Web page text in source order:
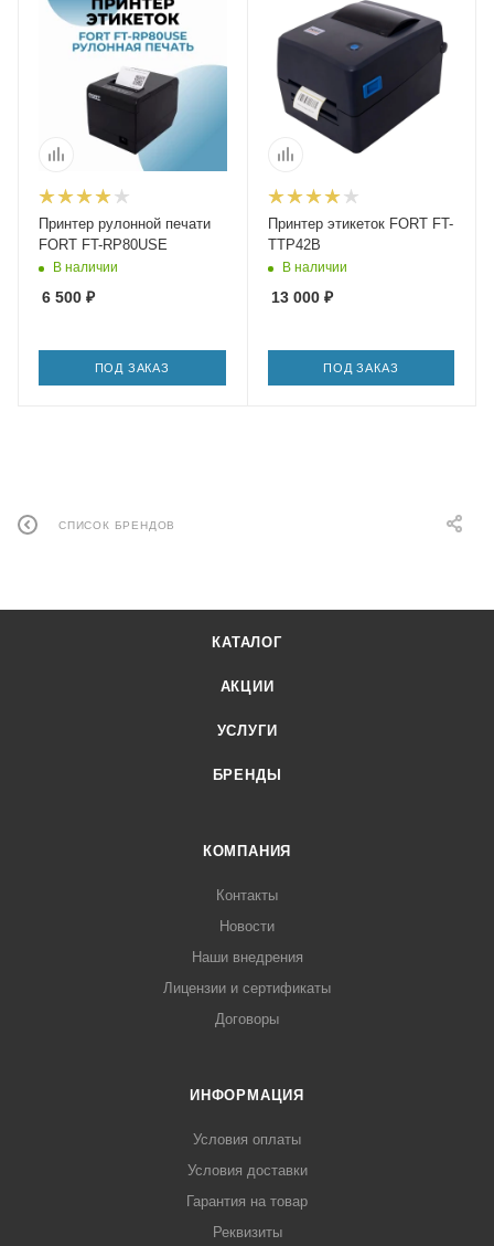
Принтер рулонной печати
FORT FT-RP80USE
В наличии
6 500 ₽
ПОД ЗАКАЗ
Принтер этикеток FORT FT-
TTP42B
В наличии
13 000₽
ПОД ЗАКАЗ
СПИСОК БРЕНДОВ
КАТАЛОГ
АКЦИИ
УСЛУГИ
БРЕНДЫ
КОМПАНИЯ
Контакты
Новости
Наши внедрения
Лицензии и сертификаты
Договоры
ИНФОРМАЦИЯ
Условия оплаты
Условия доставки
Гарантия на товар
Реквизиты